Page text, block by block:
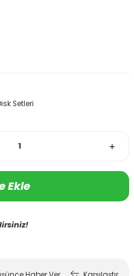
Setleri
Ekle